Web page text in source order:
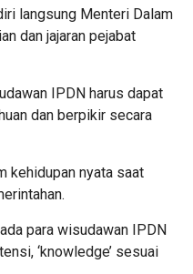
langsung Menteri Dalam
dan jajaran pejabat
IPDN harus dapat
dan berpikir secara
kehidupan nyata saat
para wisudawan IPDN
‘knowledge’ sesuai